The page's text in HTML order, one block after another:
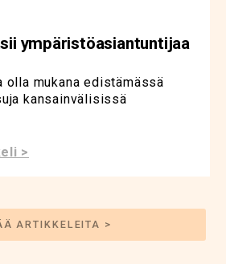
ympäristöasiantuntijaa
olla mukana edistämässä
kansainvälisissä
>
ARTIKKELEITA >